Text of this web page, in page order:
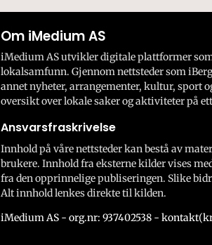
Om iMedium AS
iMedium AS utvikler digitale plattformer
lokalsamfunn. Gjennom nettsteder som
annet nyheter, arrangementer, kultur, sport
oversikt over lokale saker og aktiviteter på
Ansvarsfraskrivelse
Innhold på våre nettsteder kan bestå av
brukere. Innhold fra eksterne kilder vises
fra den opprinnelige publiseringen. Slike
Alt innhold lenkes direkte til kilden.
iMedium AS - org.nr: 937402538 -